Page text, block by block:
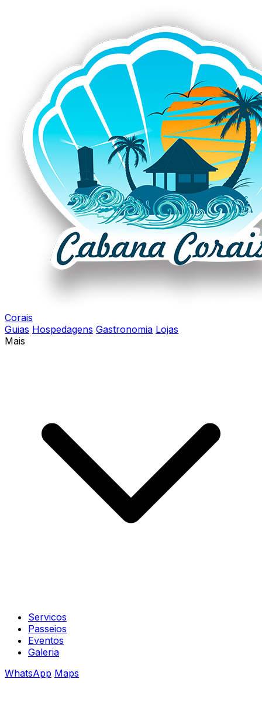
Corais
Guias Hospedagens Gastronomia Lojas
Mais
Servicos
Passeios
Eventos
Galeria
WhatsApp Maps